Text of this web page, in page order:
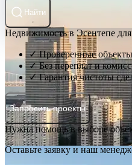
Найти
Недвижимость в Эсентепе
✓ Проверенные
✓ Без переплат и
✓ Гарантия чистоты
Запросить проекты
Нужна помощь в выборе
Оставьте заявку и наш